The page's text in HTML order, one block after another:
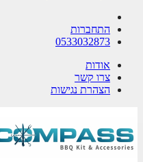
התחברות
0533032873
אודות
צרו קשר
הצהרת נגישות